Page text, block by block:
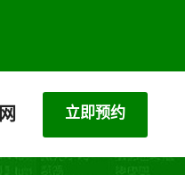
立即预约